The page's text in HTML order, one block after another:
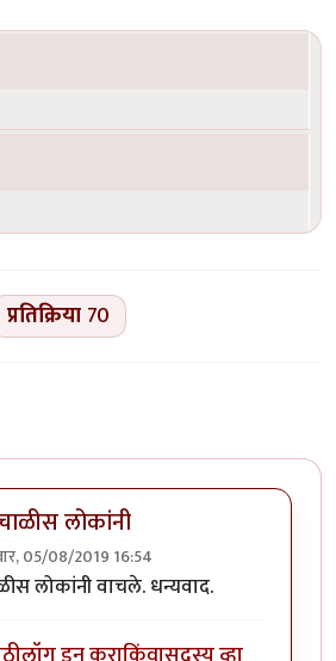
प्रतिक्रिया 70
लोकांनी
05/08/2019 16:54
लोकांनी वाचले. धन्यवाद.